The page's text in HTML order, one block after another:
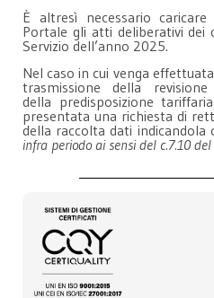
È altresì necessario caricare
Portale gli atti deliberativi dei
Servizio dell’anno 2025.
Nel caso in cui venga
trasmissione della revisione
della predisposizione
presentata una richiesta di
della raccolta dati indicandola
infra periodo ai sensi del c.7.10